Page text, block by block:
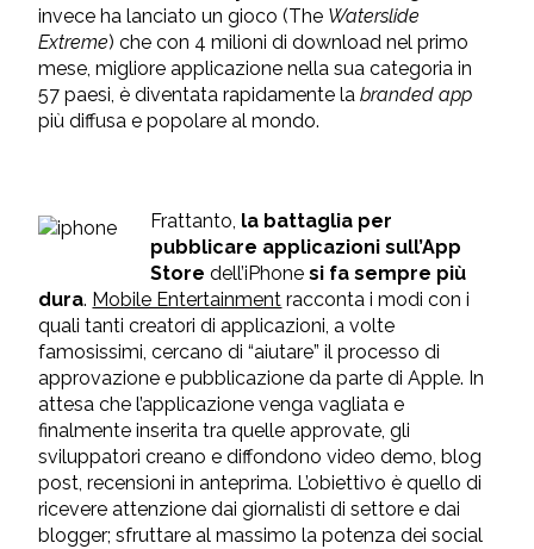
invece ha lanciato un gioco (The Waterslide
Extreme) che con 4 milioni di download nel primo
mese, migliore applicazione nella sua categoria in
57 paesi, è diventata rapidamente labranded app
più diffusa e popolare al mondo.
Frattanto, la battaglia per
pubblicare applicazioni sull’App
Store dell’iPhonesi fa sempre più
dura. Mobile Entertainment racconta i modi con i
quali tanti creatori di applicazioni, a volte
famosissimi, cercano di “aiutare” il processo di
approvazione e pubblicazione da parte di Apple. In
attesa che l’applicazione venga vagliata e
finalmente inserita tra quelle approvate, gli
sviluppatori creano e diffondono video demo, blog
post, recensioni in anteprima. L’obiettivo è quello di
ricevere attenzione dai giornalisti di settore e dai
blogger; sfruttare al massimo la potenza dei social